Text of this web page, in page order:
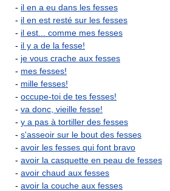
- il en a eu dans les fesses
- il en est resté sur les fesses
- il est... comme mes fesses
- il y a de la fesse!
- je vous crache aux fesses
- mes fesses!
- mille fesses!
- occupe-toi de tes fesses!
- va donc, vieille fesse!
- y a pas à tortiller des fesses
- s'asseoir sur le bout des fesses
- avoir les fesses qui font bravo
- avoir la casquette en peau de fesses
- avoir chaud aux fesses
- avoir la couche aux fesses